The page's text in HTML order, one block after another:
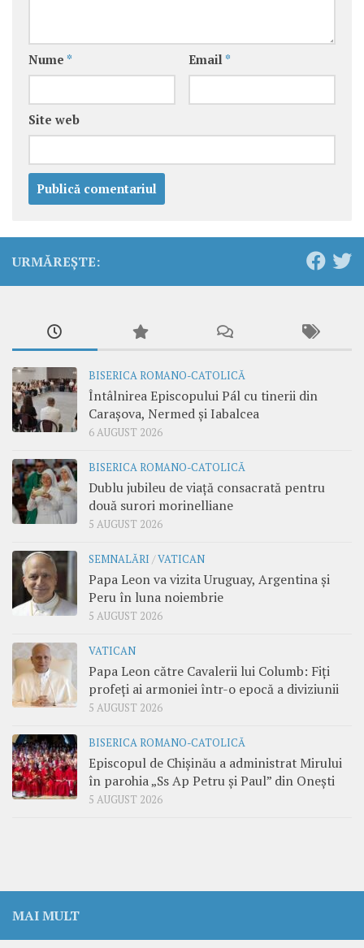
Nume * Email *
Site web
URMĂREȘTE:
BISERICA ROMANO-CATOLICĂ
Întâlnirea Episcopului Pál cu tinerii din
Carașova, Nermed și Iabalcea
6 AUGUST 2026
BISERICA ROMANO-CATOLICĂ
Dublu jubileu de viață consacrată pentru
două surori morinelliane
5 AUGUST 2026
SEMNALĂRI /VATICAN
Papa Leon va vizita Uruguay, Argentina și
Peru în luna noiembrie
5 AUGUST 2026
VATICAN
Papa Leon către Cavalerii lui Columb: Fiți
profeți ai armoniei într-o epocă a diviziunii
5 AUGUST 2026
BISERICA ROMANO-CATOLICĂ
Episcopul de Chișinău a administrat Mirului
în parohia „Ss Ap Petru și Paul” din Onești
5 AUGUST 2026
MAI MULT